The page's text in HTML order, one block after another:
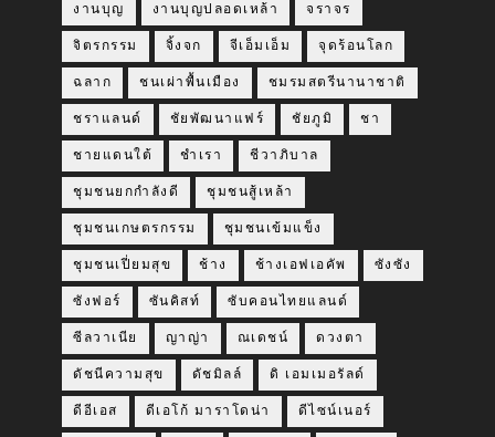
งานบุญ งานบุญปลอดเหล้า จราจร
จิตรกรรม จิ้งจก จีเอ็มเอ็ม จุดร้อนโลก
ฉลาก ชนเผ่าพื้นเมือง ชมรมสตรีนานาชาติ
ชราแลนด์ ชัยพัฒนาแฟร์ ชัยภูมิ ชา
ชายแดนใต้ ชำเรา ชีวาภิบาล
ชุมชนยกกำลังดี ชุมชนสู้เหล้า
ชุมชนเกษตรกรรม ชุมชนเข้มแข็ง
ชุมชนเปี่ยมสุข ช้าง ช้างเอฟเอคัพ ซังซัง
ซังฟอร์ ซันคิสท์ ซับคอนไทยแลนด์
ซีลวาเนีย ญาญ่า ณเดชน์ ดวงตา
ดัชนีความสุข ดัชมิลล์ ดิ เอมเมอรัลด์
ดีอีเอส ดีเอโก้ มาราโดน่า ดีไซน์เนอร์